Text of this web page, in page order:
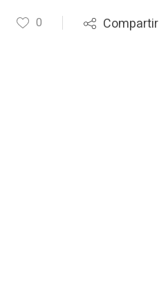
0 Compartir